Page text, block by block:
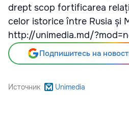
drept scop fortificarea
celor istorice între Rusia și
http://unimedia.md/
Подпишитесь на
Источник Unimedia